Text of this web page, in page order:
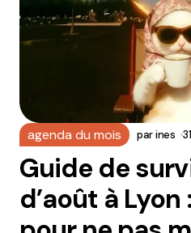
agenda du mois parines
Guide de
d’août à